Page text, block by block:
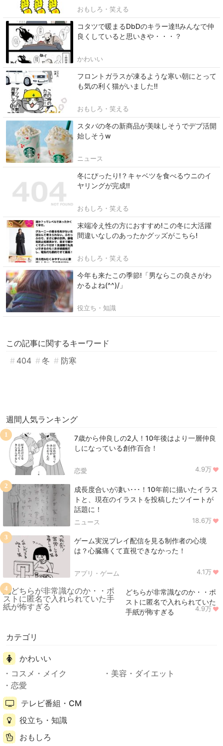
おもしろ・笑える
コタツで暖まるDbDのキラー達!!みんなで仲
良くしていると思いきや・・・？
かわいい
フロントガラスが凍るような寒い朝にとって
も気の利く猫がいました!!
おもしろ・笑える
スタバの冬の新商品が美味しそうでデブ活開
始しそうw
ニュース
冬にぴったり!？キャベツを食べるウニのイ
ヤリングが完成!!
おもしろ・笑える
末端冷え性の方におすすめ!この冬に大活躍
間違いなしのあったかグッズがこちら!
おもしろ・笑える
今年も来たこの季節!「男ならこの良さがわ
かるよね(^^)/」
役立ち・知識
この記事に関するキーワード
404
冬 防寒
週間人気ランキング
7歳から仲良しの2人！10年後はより一層仲良
しになっている創作百合！
恋愛 4.9万
1
成長度合いが凄い･･･！10年前に描いたイラス
トと、現在のイラストを投稿したツイートが
話題に！
ニュース 18.6万
2
ゲーム実況プレイ配信を見る制作者の心境
は？心臓痛くて直視できなかった！
アプリ・ゲーム 4.1万
3
どちらが非常識なのか・・ポ
ストに匿名で入れられていた
手紙が怖すぎる
ニュース 4.9万
4
カテゴリ
かわいい
コスメ・メイク
美容・ダイエット
恋愛
テレビ番組・CM
役立ち・知識
おもしろ